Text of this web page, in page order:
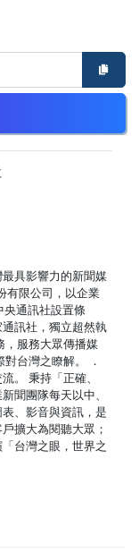
具影響力的新聞媒
有限公司，以企業
通訊社設置條
訊社，獨立超然執
，服務大眾傳播媒
台灣之瞭解。 ．
。 秉持「正確、
聞團隊每天以中、
、影音與資訊，是
擴大為閱聽大眾；
台灣之眼，世界之